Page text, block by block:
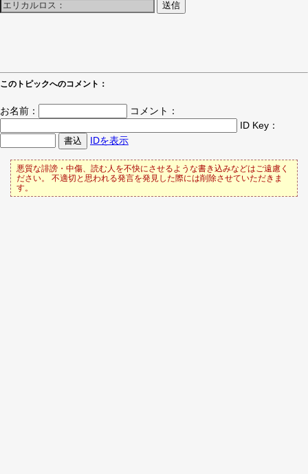
このトピックへのコメント：
お名前：
コメント：
ID Key：
IDを表示
悪質な誹謗・中傷、読む人を不快にさせるような書き込みなどはご遠慮く
ださい。 不適切と思われる発言を発見した際には削除させていただきま
す。